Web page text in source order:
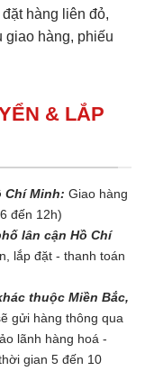
hàng liên đỏ,
giao hàng, phiếu
& LẮP
Chí Minh: Giao hàng
đến 12h)
lân cận Hồ Chí
lắp đặt - thanh toán
thuộc Miền Bắc,
gửi hàng thông qua
lãnh hàng hoá -
gian 5 đến 10